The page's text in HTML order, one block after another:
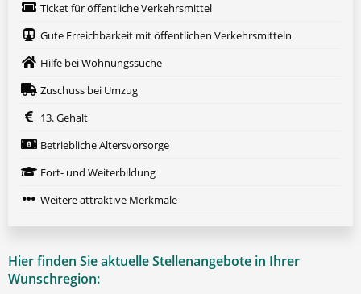
Ticket für öffentliche Verkehrsmittel
Gute Erreichbarkeit mit öffentlichen Verkehrsmitteln
Hilfe bei Wohnungssuche
Zuschuss bei Umzug
13. Gehalt
Betriebliche Altersvorsorge
Fort- und Weiterbildung
Weitere attraktive Merkmale
Hier finden Sie aktuelle Stellenangebote in Ihrer
Wunschregion: